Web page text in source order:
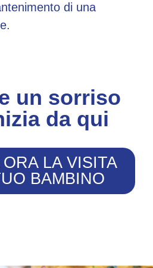
di una
un sorriso
da qui
LA VISITA
BAMBINO